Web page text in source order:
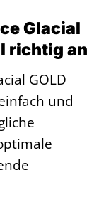
Glacial
richtig an
GOLD
und